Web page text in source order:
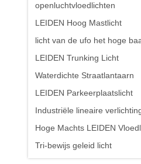
openluchtvloedlichten
LEIDEN Hoog Mastlicht
licht van de ufo het hoge
LEIDEN Trunking Licht
Waterdichte Straatlantaarn
LEIDEN Parkeerplaatslicht
Industriële lineaire
Hoge Machts LEIDEN
Tri-bewijs geleid licht